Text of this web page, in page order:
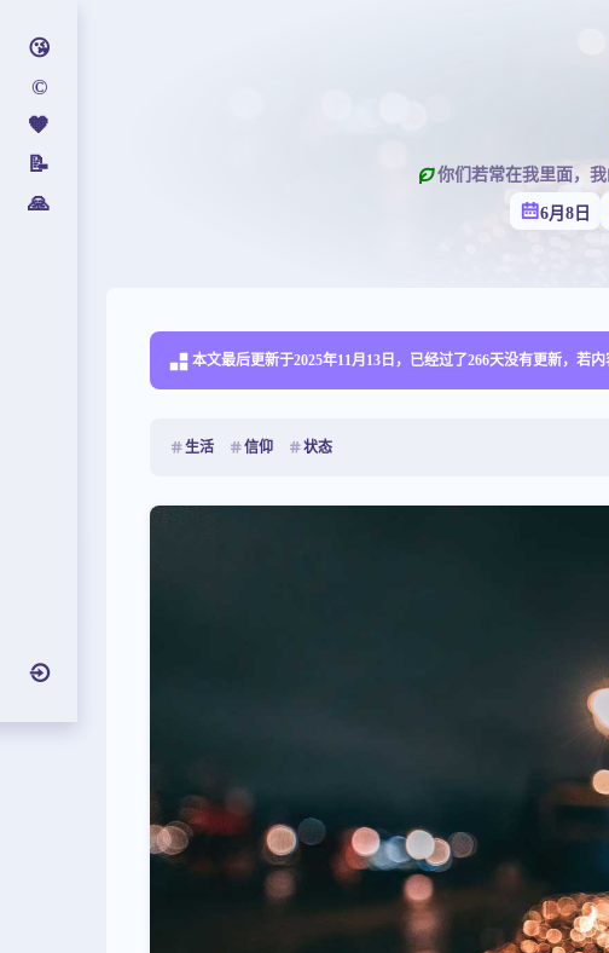
😘
©️
🧡
📝
🙏
你们若常在我里面，
6月8日
本文最后更新于2025年11月13日，已经过了266天没有更新，若
生活 信仰 状态